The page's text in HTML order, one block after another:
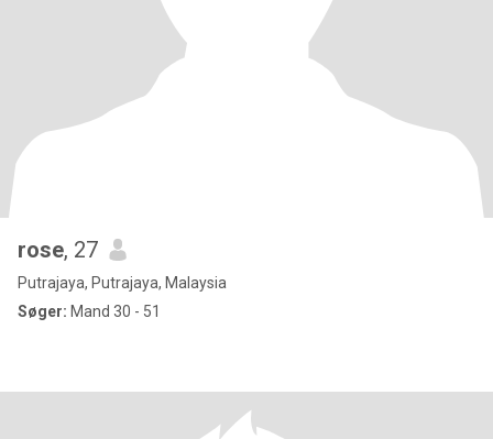
rose, 27
Putrajaya, Putrajaya, Malaysia
Søger: Mand 30 - 51